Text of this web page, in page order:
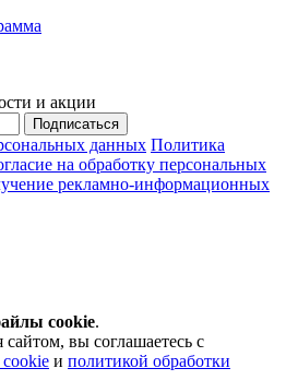
и акции
Подписаться
данных Политика
на обработку персональных
рекламно-информационных
cookie.
вы соглашаетесь с
и политикой обработки